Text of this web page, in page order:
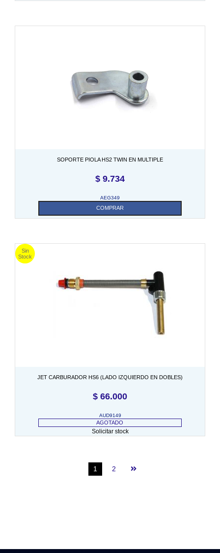
SOPORTE PIOLA HS2 TWIN EN MULTIPLE
$ 9.734
AEG349
COMPRAR
JET CARBURADOR HS6 (LADO IZQUIERDO EN DOBLES)
$ 66.000
AUD9149
AGOTADO
Solicitar stock
1 2